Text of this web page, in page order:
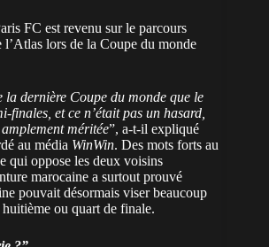
FC est revenu sur le parcours
lors de la Coupe du monde
la dernière Coupe du monde que le
finales, et ce n’était pas un hasard,
méritée”, a-t-il expliqué
au média WinWin. Des mots forts au
qui oppose les deux voisins
marocaine a surtout prouvé
pouvait désormais viser beaucoup
ou quart de finale.